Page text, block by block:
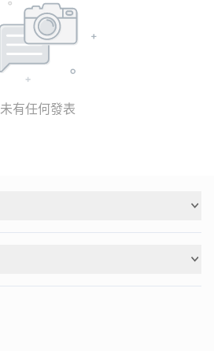
未有任何發表